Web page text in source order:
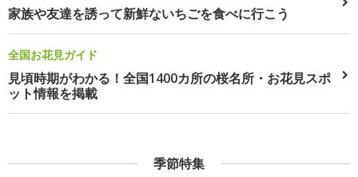
家族や友達を誘って新鮮ないちごを食べに行こう
全国お花見ガイド
見頃時期がわかる！全国1400カ所の桜名所・お花見スポ
ット情報を掲載
季節特集